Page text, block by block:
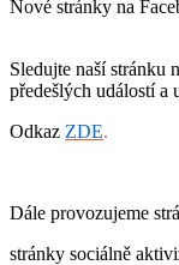
Nové stránky na
Sledujte naší stránku
předešlých událostí a
Odkaz ZDE.
Dále provozujeme
stránky sociálně